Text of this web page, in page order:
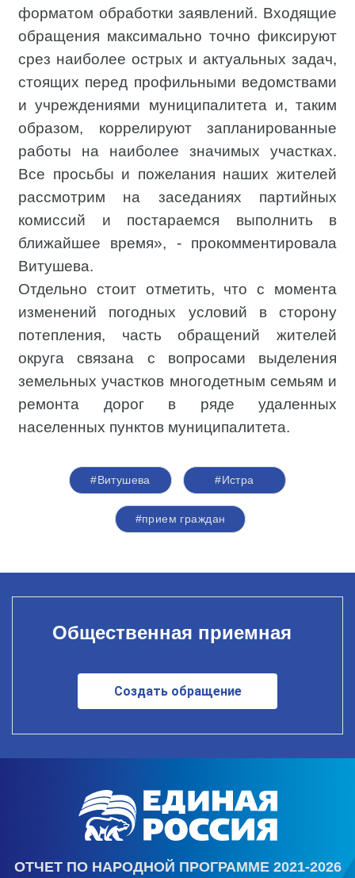
форматом обработки заявлений. Входящие
обращения максимально точно фиксируют
срез наиболее острых и актуальных задач,
стоящих перед профильными ведомствами
и учреждениями муниципалитета и, таким
образом, коррелируют запланированные
работы на наиболее значимых участках.
Все просьбы и пожелания наших жителей
рассмотрим на заседаниях партийных
комиссий и постараемся выполнить в
ближайшее время», - прокомментировала
Витушева.
Отдельно стоит отметить, что с момента
изменений погодных условий в сторону
потепления, часть обращений жителей
округа связана с вопросами выделения
земельных участков многодетным семьям и
ремонта дорог в ряде удаленных
населенных пунктов муниципалитета.
#Витушева #Истра
#прием граждан
Общественная приемная
Создать обращение
ОТЧЕТ ПО НАРОДНОЙ ПРОГРАММЕ 2021-2026